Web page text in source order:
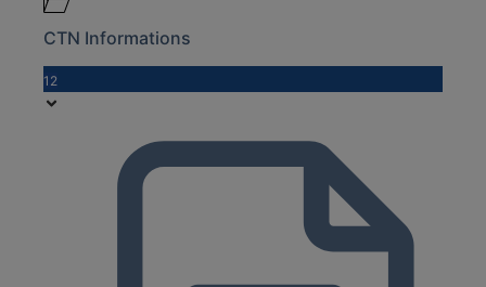
CTN Informations
12